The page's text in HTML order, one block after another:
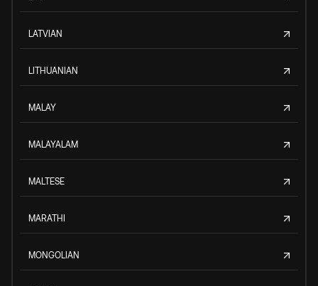
LATVIAN
LITHUANIAN
MALAY
MALAYALAM
MALTESE
MARATHI
MONGOLIAN